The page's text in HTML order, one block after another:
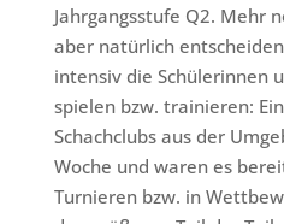
Jahrgangsstufe Q2. Mehr
aber natürlich
intensiv die Schülerinnen
spielen bzw. trainieren:
Schachclubs aus der
Woche und waren es
Turnieren bzw. in